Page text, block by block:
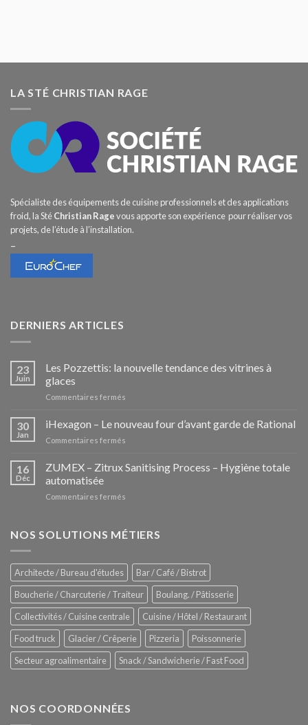
LA STÉ CHRISTIAN RAGE
Spécialiste des équipements de cuisine professionnels et des applications
froid, la StéChristian Ragevous apporte son expérience pour réaliser vos
projets, de l’étude à l’installation.
–
DERNIERS ARTICLES
23
Juin
Les Pozzettis: la nouvelle tendance des vitrines à
glaces
Commentaires fermés
Pozzettis:
la
des
30
Jan
iHexagon – Le nouveau four d’avant garde de Rational
Commentaires fermés
–
Le
de
16
Déc
ZUMEX – Zitrux Sanitising Process – Hygiène totale
automatisée
Commentaires fermés
Zitrux
–
Hygiène
totale
automatisée
NOS SOLUTIONS MÉTIERS
Architecte / Bureau d'études
Bar / Café / Bistrot
Boucherie / Charcuterie / Traiteur
Boulang. / Pâtisserie
Collectivités / Cuisine centrale
Cuisine / Hôtel / Restaurant
Food truck
Glacier / Crêperie Pizzeria
Poissonnerie
Secteur agroalimentaire
Snack / Sandwicherie / Fast Food
NOS COORDONNÉES